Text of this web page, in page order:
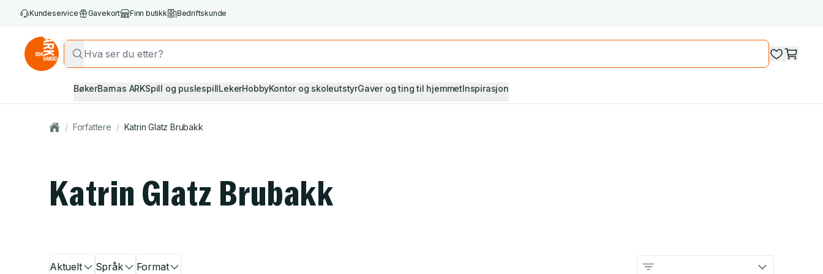
Kundeservice Gavekort Finn butikk Bedriftskunde
BøkerBarnas ARKSpill og puslespillLekerHobbyKontor og skoleutstyrGaver og ting til hjemmetInspirasjon
/ Forfattere / Katrin Glatz Brubakk
Katrin Glatz Brubakk
Aktuelt Språk Format